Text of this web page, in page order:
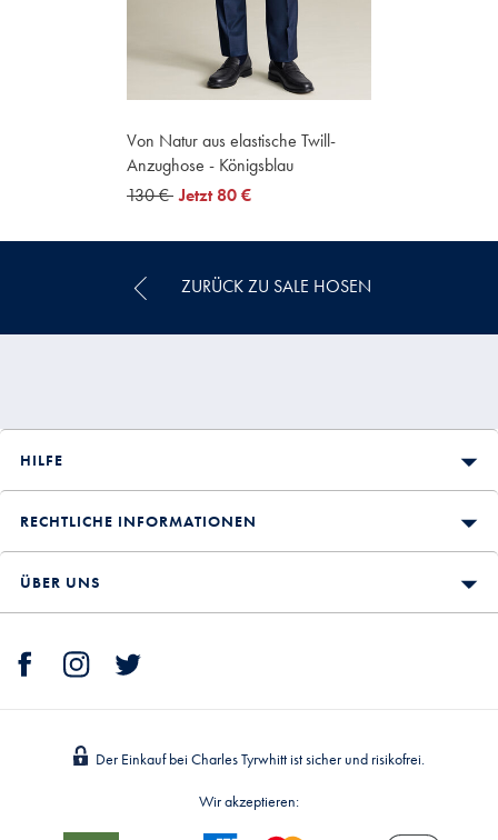
Von Natur aus elastische Twill-
Anzughose - Königsblau
was
€
130 € now
€
Jetzt80 €
ZURÜCK ZU SALE HOSEN
HILFE
RECHTLICHE INFORMATIONEN
ÜBER UNS
Der Einkauf bei Charles Tyrwhitt ist sicher und risikofrei.
Wir akzeptieren: